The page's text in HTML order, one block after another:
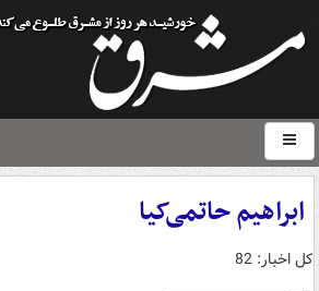
ابراهیم حاتمی‌کیا
کل اخبار: 82